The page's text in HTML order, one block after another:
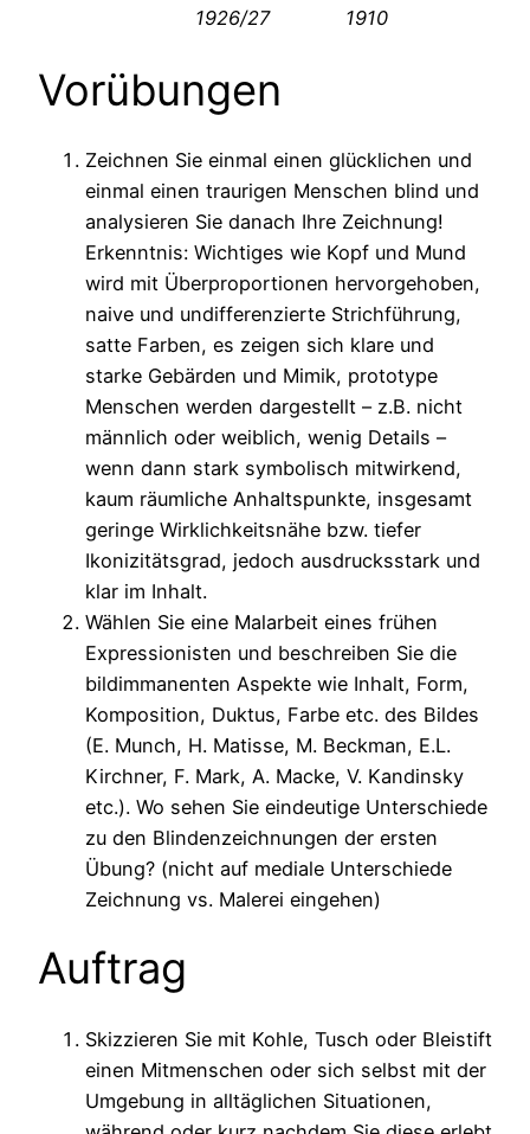
1926/27
1910
Vorübungen
Zeichnen Sie einmal einen glücklichen und
einmal einen traurigen Menschen blind und
analysieren Sie danach Ihre Zeichnung!
Erkenntnis: Wichtiges wie Kopf und Mund
wird mit Überproportionen hervorgehoben,
naive und undifferenzierte Strichführung,
satte Farben, es zeigen sich klare und
starke Gebärden und Mimik, prototype
Menschen werden dargestellt – z.B. nicht
männlich oder weiblich, wenig Details –
wenn dann stark symbolisch mitwirkend,
kaum räumliche Anhaltspunkte, insgesamt
geringe Wirklichkeitsnähe bzw. tiefer
Ikonizitätsgrad, jedoch ausdrucksstark und
klar im Inhalt.
Wählen Sie eine Malarbeit eines frühen
Expressionisten und beschreiben Sie die
bildimmanenten Aspekte wie Inhalt, Form,
Komposition, Duktus, Farbe etc. des Bildes
(E. Munch, H. Matisse, M. Beckman, E.L.
Kirchner, F. Mark, A. Macke, V. Kandinsky
etc.). Wo sehen Sie eindeutige Unterschiede
zu den Blindenzeichnungen der ersten
Übung? (nicht auf mediale Unterschiede
Zeichnung vs. Malerei eingehen)
Auftrag
Skizzieren Sie mit Kohle, Tusch oder Bleistift
einen Mitmenschen oder sich selbst mit der
Umgebung in alltäglichen Situationen,